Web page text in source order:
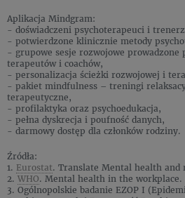
Aplikacja Mindgram:
- doświadczeni psychoterapeuci i
- potwierdzone klinicznie metody
- grupowe sesje rozwojowe prowadzone
terapeutów i coachów,
- personalizacja ścieżki rozwojowej i
- pakiet mindfulness – treningi
terapeutyczne,
- profilaktyka oraz psychoedukacja,
- pełna dyskrecja i poufność danych,
- darmowy dostęp dla członków rodziny.
Źródła:
1. Eurostat. Translate Mental health and
2. WHO. Mental health in the workplace.
3. Ogólnopolskie badanie EZOP I